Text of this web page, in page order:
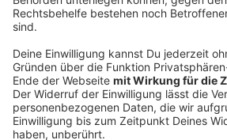
Municipalities“-Initiative mit
zwischen Orten in NRW und
zwischen Saerbeck und Morris.
und Bundesministerien, die EU und
Programm der Bundesrepublik
weitere Partner aus Politik und